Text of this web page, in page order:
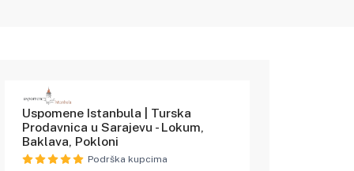
Uspomene Istanbula | Turska
Prodavnica u Sarajevu - Lokum,
Baklava, Pokloni
Podrška kupcima